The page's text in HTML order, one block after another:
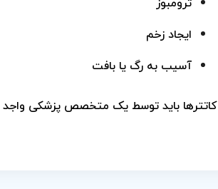
ترومبوز
ایجاد زخم
آسیب به رگ یا بافت
کاتترها باید توسط یک متخصص پزشکی واجد